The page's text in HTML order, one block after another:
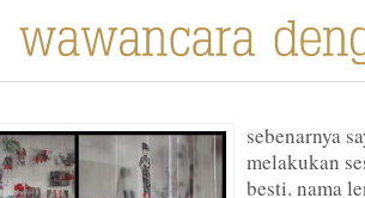
sebenarnya
melakukan
besti. nama